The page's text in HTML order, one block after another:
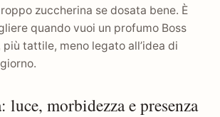
zuccherina se dosata bene. È
quando vuoi un profumo Boss
tattile, meno legato all’idea di
luce, morbidezza e presenza